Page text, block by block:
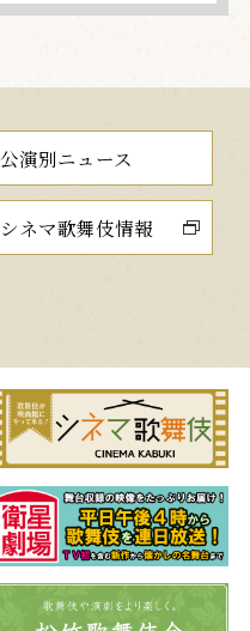
公演別ニュース
シネマ歌舞伎情報